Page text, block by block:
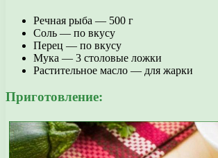
Речная рыба — 500 г
Соль — по вкусу
Перец — по вкусу
Мука — 3 столовые ложки
Растительное масло — для жарки
Приготовление: